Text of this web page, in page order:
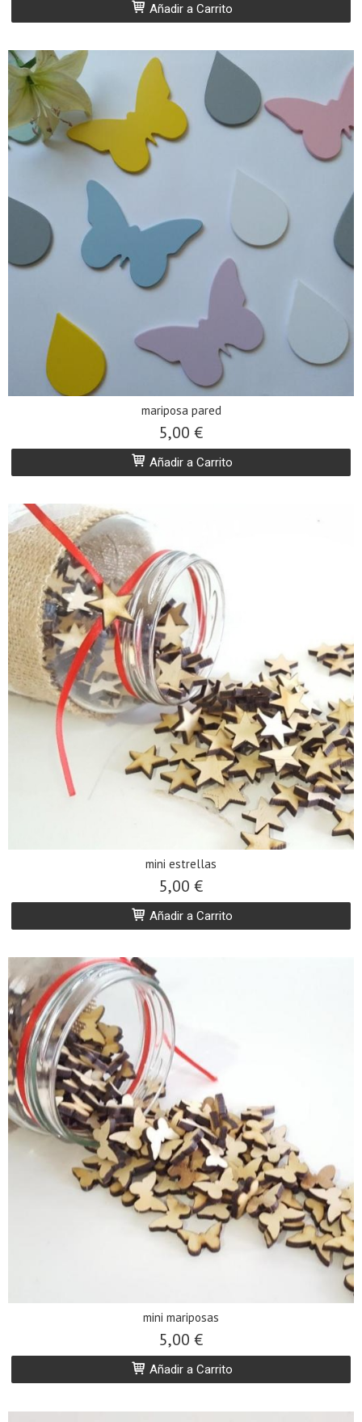
Añadir a Carrito
mariposa pared
5,00 €
Añadir a Carrito
mini estrellas
5,00 €
Añadir a Carrito
mini mariposas
5,00 €
Añadir a Carrito